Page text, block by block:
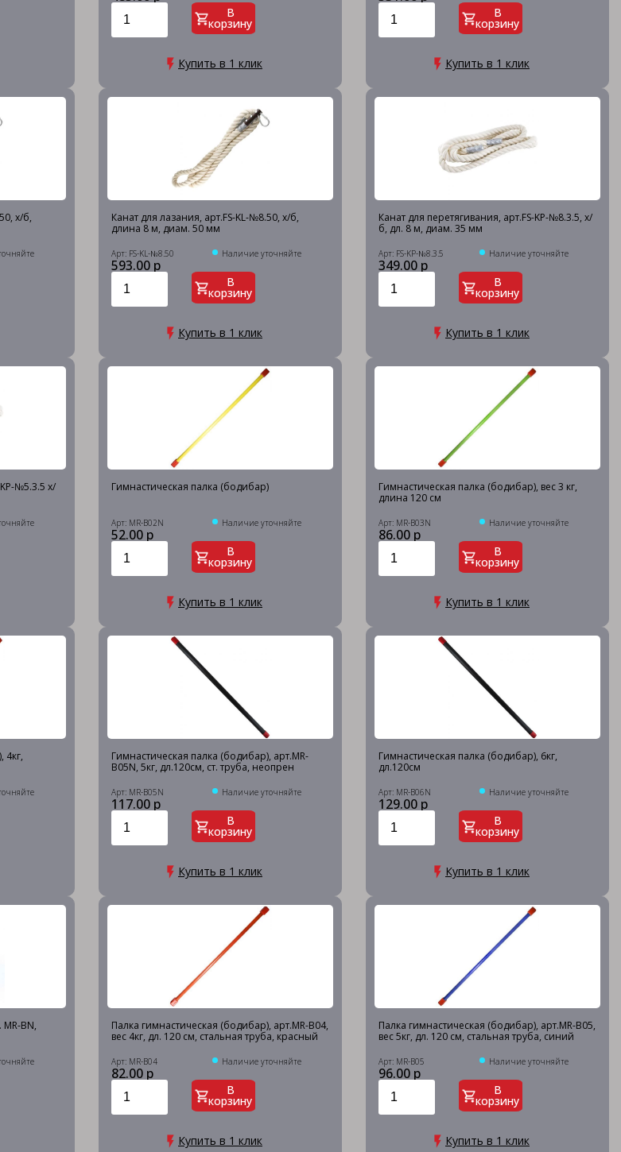
В
корзину
Купить в 1 клик
В
корзину
Купить в 1 клик
х/б,
Канат для лазания, арт.FS-KL-№8.50, х/б,
длина 8 м, диам. 50 мм
Арт: FS-KL-№8.50 Наличие уточняйте
593.00 р
В
корзину
Купить в 1 клик
Канат для перетягивания, арт.FS-KP-№8.3.5, х/
б, дл. 8 м, диам. 35 мм
Арт: FS-KP-№8.3.5 Наличие уточняйте
349.00 р
В
корзину
Купить в 1 клик
№5.3.5 х/
Гимнастическая палка (бодибар)
Арт: MR-B02N Наличие уточняйте
52.00 р
В
корзину
Купить в 1 клик
Гимнастическая палка (бодибар), вес 3 кг,
длина 120 см
Арт: MR-B03N Наличие уточняйте
86.00 р
В
корзину
Купить в 1 клик
4кг,
Гимнастическая палка (бодибар), арт.MR-
B05N, 5кг, дл.120см, ст. труба, неопрен
Арт: MR-B05N Наличие уточняйте
117.00 р
В
корзину
Купить в 1 клик
Гимнастическая палка (бодибар), 6кг,
дл.120см
Арт: MR-B06N Наличие уточняйте
129.00 р
В
корзину
Купить в 1 клик
BN,
Палка гимнастическая (бодибар), арт.MR-B04,
вес 4кг, дл. 120 см, стальная труба, красный
Арт: MR-B04 Наличие уточняйте
82.00 р
В
корзину
Купить в 1 клик
Палка гимнастическая (бодибар), арт.MR-B05,
вес 5кг, дл. 120 см, стальная труба, синий
Арт: MR-B05 Наличие уточняйте
96.00 р
В
корзину
Купить в 1 клик